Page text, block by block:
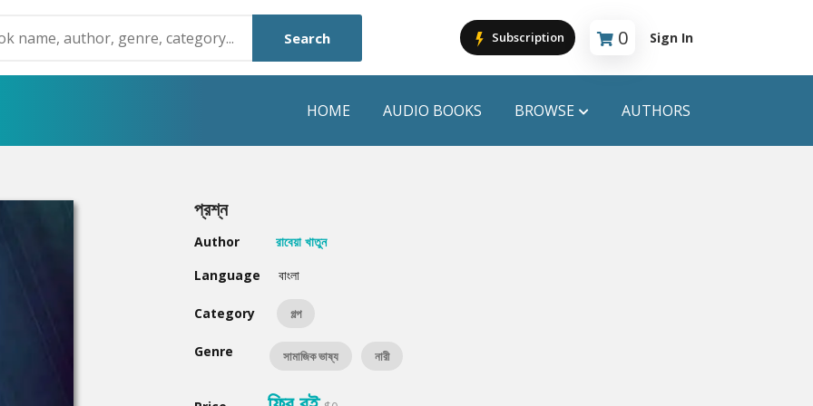
Search Subscription 0
Cart is empty
Sign In
HOME AUDIO BOOKS BROWSE
Humayun Ahmed
Mouri Morium
AUTHORS
প্রশ্ন
Author
রাবেয়া খাতুন
Language
বাংলা
Category গল্প
Genre সামাজিক ভাষ্য নারী